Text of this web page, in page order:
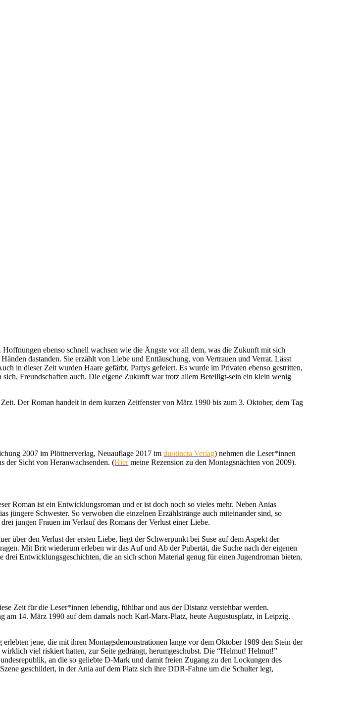
ebenso schnell wachsen wie die Ängste vor all dem, was die Zukunft mit sich
dastanden. Sie erzählt von Liebe und Enttäuschung, von Vertrauen und Verrat. Lässt
in dieser Zeit wurden Haare gefärbt, Partys gefeiert. Es wurde im Privaten ebenso gestritten,
Freundschaften auch. Die eigene Zukunft war trotz allem Beteiligt-sein ein klein wenig
Der Roman handelt in dem kurzen Zeitfenster von März 1990 bis zum 3. Oktober, dem Tag
2007 im Plöttnerverlag, Neuauflage 2017 imduotincta Verlag) nehmen die Leser*innen
der Sicht von Heranwachsenden. (Hiermeine Rezension zu den Montagsnächten von 2009).
Roman ist ein Entwicklungsroman und er ist doch noch so vieles mehr. Neben Anias
Schwester. So verwoben die einzelnen Erzählstränge auch miteinander sind, so
jungen Frauen im Verlauf des Romans der Verlust einer Liebe.
über den Verlust der ersten Liebe, liegt der Schwerpunkt bei Suse auf dem Aspekt der
Mit Brit wiederum erleben wir das Auf und Ab der Pubertät, die Suche nach der eigenen
Entwicklungsgeschichten, die an sich schon Material genug für einen Jugendroman bieten,
Zeit für die Leser*innen lebendig, fühlbar und aus der Distanz verstehbar werden.
14. März 1990 auf dem damals noch Karl-Marx-Platz, heute Augustusplatz, in Leipzig.
jene, die mit ihren Montagsdemonstrationen lange vor dem Oktober 1989 den Stein der
viel riskiert hatten, zur Seite gedrängt, herumgeschubst. Die “Helmut! Helmut!”
an die so geliebte D-Mark und damit freien Zugang zu den Lockungen des
geschildert, in der Ania auf dem Platz sich ihre DDR-Fahne um die Schulter legt,